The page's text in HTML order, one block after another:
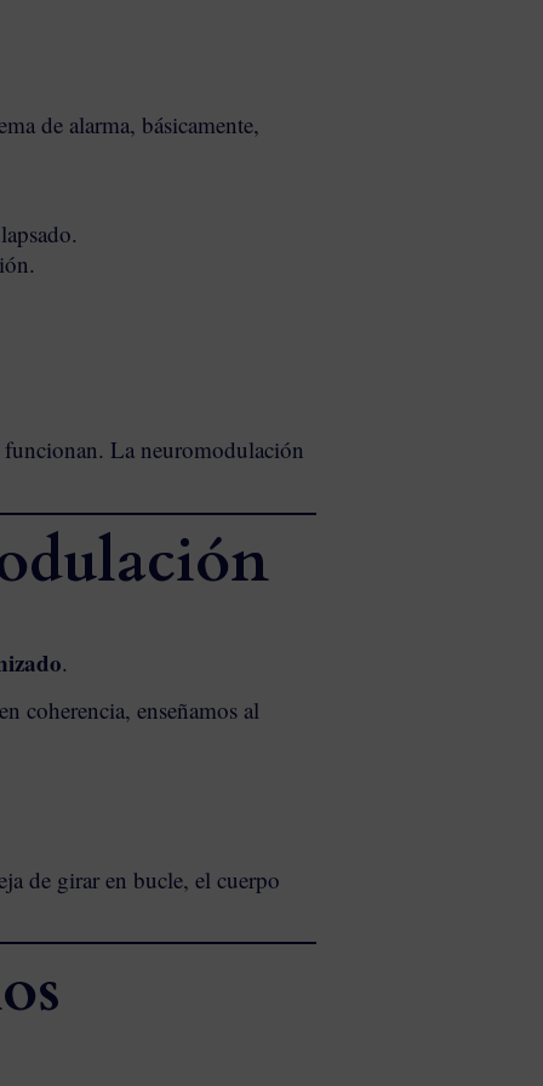
de alarma, básicamente,
funcionan. La neuromodulación
.
coherencia, enseñamos al
de girar en bucle, el cuerpo